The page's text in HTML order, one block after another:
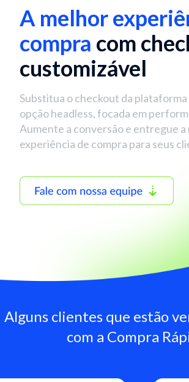
A melhor
compra com
customizável
Substitua o checkout da plataforma
opção headless, focada em
Aumente a conversão e entregue a
experiência de compra para seus
Alguns clientes que estão
com a Compra